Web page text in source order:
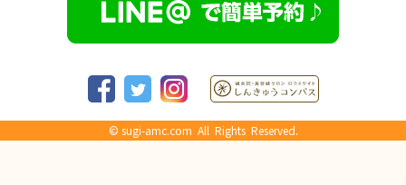
© sugi-amc.com All Rights Reserved.